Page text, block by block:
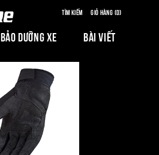
Tìm kiếm Giỏ hàng (0)
BẢO DƯỠNG XE BÀI VIẾT